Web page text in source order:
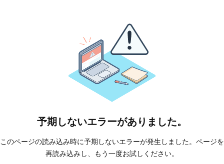
予期しないエラーがありました。
このページの読み込み時に予期しないエラーが発生しました。ページを
再読み込みし、もう一度お試しください。